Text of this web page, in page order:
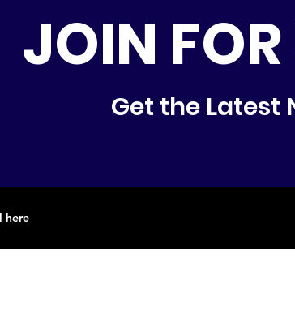
JOIN
Get the Latest